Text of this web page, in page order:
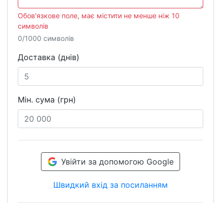
Обов'язкове поле, має містити не менше ніж 10
символів
0/1000 символів
Доставка (днів)
Мін. сума (грн)
Увійти за допомогою Google
Швидкий вхід за посиланням